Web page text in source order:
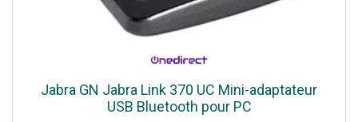
Jabra GN Jabra Link 370 UC Mini-adaptateur
USB Bluetooth pour PC